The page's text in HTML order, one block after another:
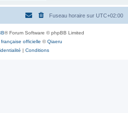
Fuseau horaire sur UTC+02:00
® Forum Software © phpBB Limited
officielle ©Qiaeru
| Conditions